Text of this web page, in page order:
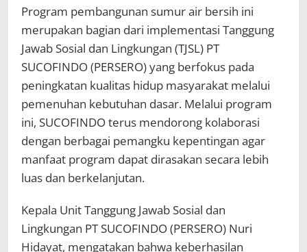
Program pembangunan sumur air bersih ini
merupakan bagian dari implementasi Tanggung
Jawab Sosial dan Lingkungan (TJSL) PT
SUCOFINDO (PERSERO) yang berfokus pada
peningkatan kualitas hidup masyarakat melalui
pemenuhan kebutuhan dasar. Melalui program
ini, SUCOFINDO terus mendorong kolaborasi
dengan berbagai pemangku kepentingan agar
manfaat program dapat dirasakan secara lebih
luas dan berkelanjutan.
Kepala Unit Tanggung Jawab Sosial dan
Lingkungan PT SUCOFINDO (PERSERO) Nuri
Hidayat, mengatakan bahwa keberhasilan